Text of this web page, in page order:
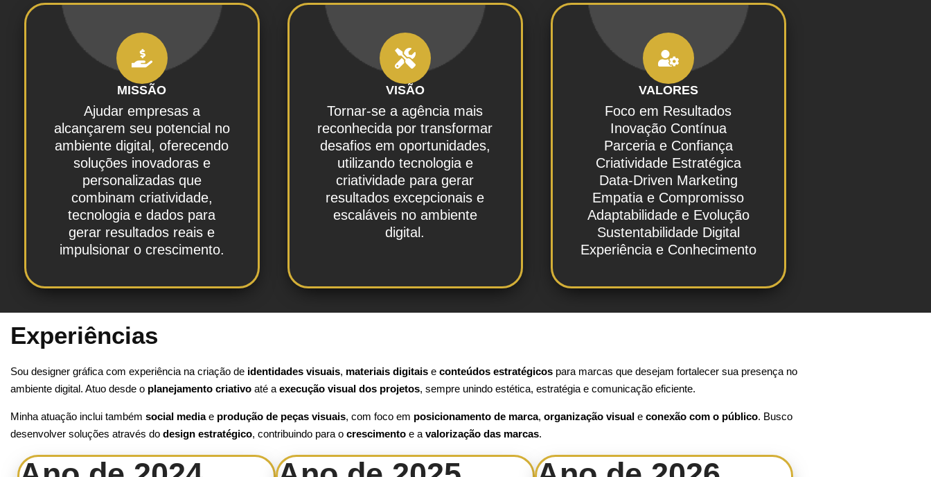
MISSÃO
Ajudar empresas a
alcançarem seu potencial no
ambiente digital, oferecendo
soluções inovadoras e
personalizadas que
combinam criatividade,
tecnologia e dados para
gerar resultados reais e
impulsionar o crescimento.
VISÃO
Tornar-se a agência mais
reconhecida por transformar
desafios em oportunidades,
utilizando tecnologia e
criatividade para gerar
resultados excepcionais e
escaláveis no ambiente
digital.
VALORES
Foco em Resultados
Inovação Contínua
Parceria e Confiança
Criatividade Estratégica
Data-Driven Marketing
Empatia e Compromisso
Adaptabilidade e Evolução
Sustentabilidade Digital
Experiência e Conhecimento
Experiências
Sou designer gráfica com experiência na criação de identidades visuais, materiais digitais e conteúdos estratégicos para marcas que desejam fortalecer sua presença no
ambiente digital. Atuo desde o planejamento criativo até a execução visual dos projetos, sempre unindo estética, estratégia e comunicação eficiente.
Minha atuação inclui também social mediae produção de peças visuais, com foco em posicionamento de marca, organização visual e conexão com o público. Busco
desenvolver soluções através do design estratégico, contribuindo para o crescimento e a valorização das marcas.